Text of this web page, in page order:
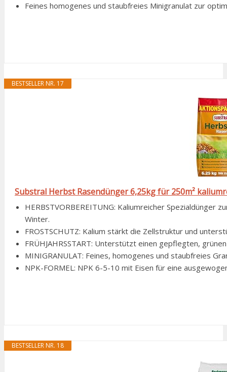
Feines homogenes und staubfreies Minigranulat zur
BESTSELLER NR. 17
Substral Herbst Rasendünger 6,25kg für 250m²
HERBSTVORBEREITUNG: Kaliumreicher
Winter.
FROSTSCHUTZ: Kalium stärkt die Zellstruktur und
FRÜHJAHRSSTART: Unterstützt einen gepflegten,
MINIGRANULAT: Feines, homogenes und staubfreies
NPK-FORMEL: NPK 6-5-10 mit Eisen für eine
BESTSELLER NR. 18